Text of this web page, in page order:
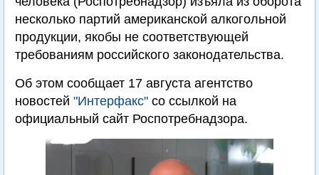
несколько партий американской алкогольной
продукции, якобы не соответствующей
требованиям российского законодательства.
Об этом сообщает 17 августа агентство
новостей "Интерфакс" со ссылкой на
официальный сайт Роспотребнадзора.